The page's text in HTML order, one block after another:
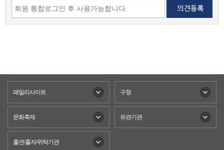
패밀리사이트 구청
문화축제 유관기관
출연/출자/위탁기관